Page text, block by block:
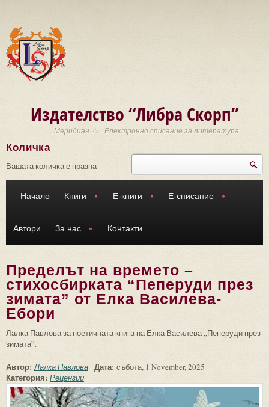
Издателство “Либра Скорп”
Меридиан 27 - Електронно списание за литература
Търси
Количка
Вашата количка е празна
Начало Книги Е-книги Е-списание
Автори За нас Контакти
Пределът на времето –
стихосбирката “Пеперуди през
зимата” от Елка Василева-
Ебори
Лалка Павлова за поетичната книга на Елка Василева „Пеперуди през
зимата”.
Автор:Лалка Павлова Дата: събота, 1 November, 2025
Категория: Рецензии